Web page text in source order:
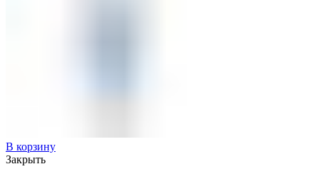
В корзину
Закрыть